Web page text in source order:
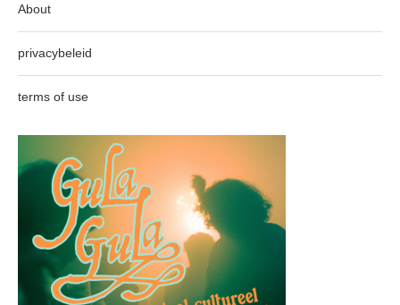
About
privacybeleid
terms of use